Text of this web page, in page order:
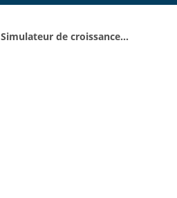
Simulateur de croissance...